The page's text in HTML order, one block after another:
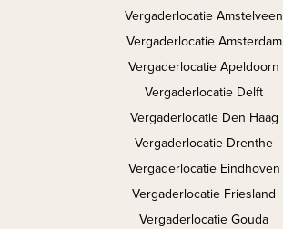
Vergaderlocatie Amstelveen
Vergaderlocatie Amsterdam
Vergaderlocatie Apeldoorn
Vergaderlocatie Delft
Vergaderlocatie Den Haag
Vergaderlocatie Drenthe
Vergaderlocatie Eindhoven
Vergaderlocatie Friesland
Vergaderlocatie Gouda